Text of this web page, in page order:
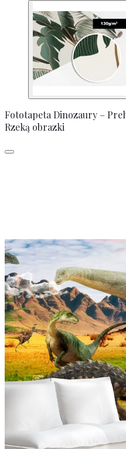
Fototapeta Dinozaury –
Rzeką obrazki